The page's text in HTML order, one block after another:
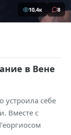
10,4к 8
в Вене
устроила себе
Вместе с